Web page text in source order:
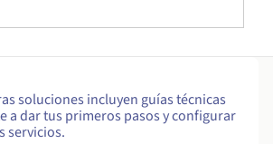
soluciones incluyen guías técnicas
a dar tus primeros pasos y configurar
servicios.